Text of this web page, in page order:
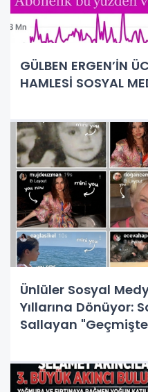
GÜLBEN ERGEN’İN
HAMLESİ SOSYAL
Ünlüler Sosyal
Yıllarına Dönüyor:
Sallayan